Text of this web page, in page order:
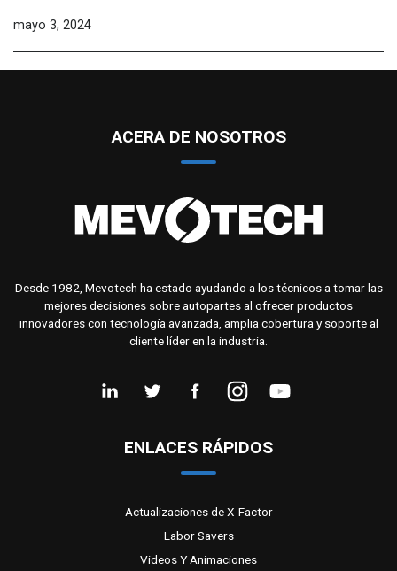
mayo 3, 2024
ACERA DE NOSOTROS
Desde 1982, Mevotech ha estado ayudando a los técnicos a tomar las
mejores decisiones sobre autopartes al ofrecer productos
innovadores con tecnología avanzada, amplia cobertura y soporte al
cliente líder en la industria.
ENLACES RÁPIDOS
Actualizaciones de X-Factor
Labor Savers
Videos Y Animaciones